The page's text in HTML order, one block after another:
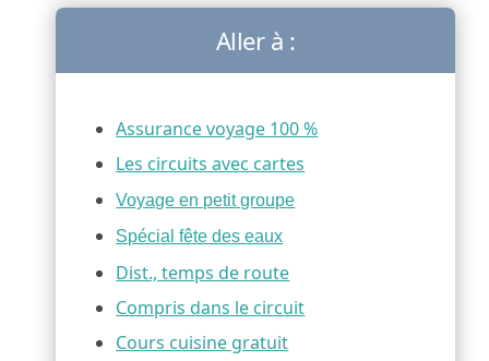
Aller à :
Assurance voyage 100 %
Les circuits avec cartes
Voyage en petit groupe
Spécial fête des eaux
Dist., temps de route
Compris dans le circuit
Cours cuisine gratuit